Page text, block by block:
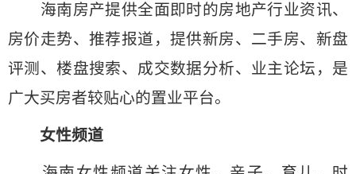
海南房产提供全面即时的房地产行业资讯、
房价走势、推荐报道，提供新房、二手房、新盘
评测、楼盘搜索、成交数据分析、业主论坛，是
广大买房者较贴心的置业平台。
女性频道